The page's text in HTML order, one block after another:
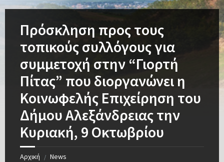
Πρόσκληση προς τους
τοπικούς συλλόγους για
συμμετοχή στην “Γιορτή
Πίτας” που διοργανώνει η
Κοινωφελής Επιχείρηση του
Δήμου Αλεξάνδρειας την
Κυριακή, 9 Οκτωβρίου
Αρχική / News